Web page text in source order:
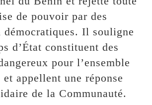
de pouvoir par des
démocratiques. Il souligne
d’État constituent des
pour l’ensemble
appellent une réponse
de la Communauté.